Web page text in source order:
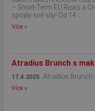
– Short-Term EU Risks a
spojily své síly! Od 14...
Více »
Atradius Brunch s
17.4.2025 Atradius Brunch
Více »